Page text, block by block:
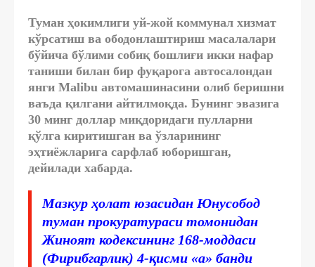
Туман ҳокимлиги уй-жой коммунал хизмат
кўрсатиш ва ободонлаштириш масалалари
бўйича бўлими собиқ бошлиғи икки нафар
таниши билан бир фуқарога автосалондан
янги Malibu автомашинасини олиб беришни
ваъда қилгани айтилмоқда. Бунинг эвазига
30 минг доллар миқдоридаги пулларни
қўлга киритишган ва ўзларининг
эҳтиёжларига сарфлаб юборишган,
дейилади хабарда.
Мазкур ҳолат юзасидан Юнусобод
туман прокуратураси томонидан
Жиноят кодексининг 168-моддаси
(Фирибгарлик) 4-қисми «а» банди